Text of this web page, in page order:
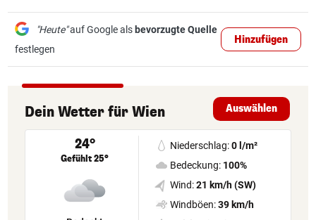
"Heute"auf Google als bevorzugte Quelle
festlegen
Hinzufügen
Dein WetterfürWien Auswählen
24°
Gefühlt 25°
Niederschlag:0 l/m²
Bedeckung: 100%
Wind:21 km/h (SW)
Windböen:39 km/h